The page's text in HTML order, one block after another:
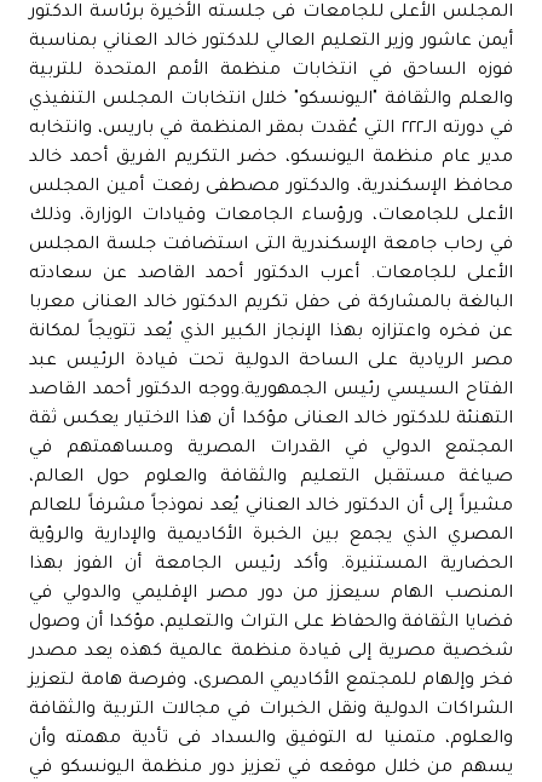
المجلس الأعلى للجامعات فى جلسته الأخيرة برئاسة الدكتور
أيمن عاشور وزير التعليم العالي للدكتور خالد العناني بمناسبة
فوزه الساحق في انتخابات منظمة الأمم المتحدة للتربية
والعلم والثقافة "اليونسكو" خلال انتخابات المجلس التنفيذي
في دورته الـ٢٢٢ التي عُقدت بمقر المنظمة في باريس، وانتخابه
مدير عام منظمة اليونسكو، حضر التكريم الفريق أحمد خالد
محافظ الإسكندرية، والدكتور مصطفى رفعت أمين المجلس
الأعلى للجامعات، ورؤساء الجامعات وقيادات الوزارة، وذلك
في رحاب جامعة الإسكندرية التى استضافت جلسة المجلس
الأعلى للجامعات. أعرب الدكتور أحمد القاصد عن سعادته
البالغة بالمشاركة فى حفل تكريم الدكتور خالد العنانى معربا
عن فخره واعتزازه بهذا الإنجاز الكبير الذي يُعد تتويجاً لمكانة
مصر الريادية على الساحة الدولية تحت قيادة الرئيس عبد
الفتاح السيسي رئيس الجمهورية.ووجه الدكتور أحمد القاصد
التهنئة للدكتور خالد العنانى مؤكدا أن هذا الاختيار يعكس ثقة
المجتمع الدولي في القدرات المصرية ومساهمتهم في
صياغة مستقبل التعليم والثقافة والعلوم حول العالم،
مشيراً إلى أن الدكتور خالد العناني يُعد نموذجاً مشرفاً للعالم
المصري الذي يجمع بين الخبرة الأكاديمية والإدارية والرؤية
الحضارية المستنيرة. وأكد رئيس الجامعة أن الفوز بهذا
المنصب الهام سيعزز من دور مصر الإقليمي والدولي في
قضايا الثقافة والحفاظ على التراث والتعليم، مؤكدا أن وصول
شخصية مصرية إلى قيادة منظمة عالمية كهذه يعد مصدر
فخر وإلهام للمجتمع الأكاديمي المصرى، وفرصة هامة لتعزيز
الشراكات الدولية ونقل الخبرات في مجالات التربية والثقافة
والعلوم، متمنيا له التوفيق والسداد فى تأدية مهمته وأن
يسهم من خلال موقعه في تعزيز دور منظمة اليونسكو في